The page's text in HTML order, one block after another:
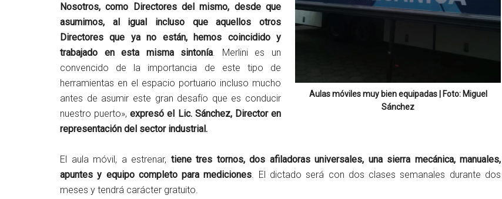
Aulas móviles muy bien equipadas | Foto: Miguel
Sánchez
Nosotros, como Directores del mismo, desde que
asumimos, al igual incluso que aquellos otros
Directores que ya no están, hemos coincidido y
trabajado en esta misma sintonía . Merlini es un
convencido de la importancia de este tipo de
herramientas en el espacio portuario incluso mucho
antes de asumir este gran desafío que es conducir
nuestro puerto»,expresó el Lic. Sánchez, Director en
representación del sector industrial.
El aula móvil, a estrenar, tiene tres tornos, dos afiladoras universales, una sierra mecánica, manuales,
apuntes y equipo completo para mediciones . El dictado será con dos clases semanales durante dos
meses y tendrá carácter gratuito.